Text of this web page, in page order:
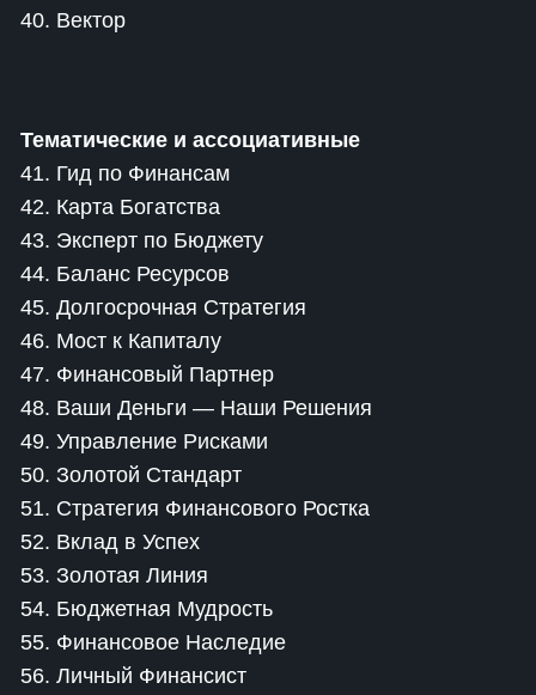
40. Вектор
Тематические и ассоциативные
41. Гид по Финансам
42. Карта Богатства
43. Эксперт по Бюджету
44. Баланс Ресурсов
45. Долгосрочная Стратегия
46. Мост к Капиталу
47. Финансовый Партнер
48. Ваши Деньги — Наши Решения
49. Управление Рисками
50. Золотой Стандарт
51. Стратегия Финансового Ростка
52. Вклад в Успех
53. Золотая Линия
54. Бюджетная Мудрость
55. Финансовое Наследие
56. Личный Финансист